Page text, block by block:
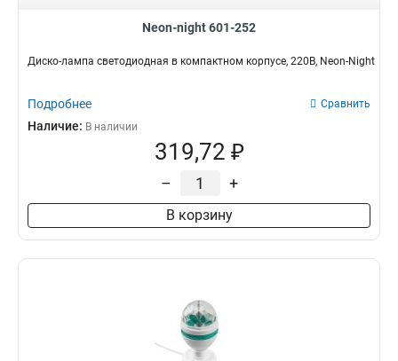
Neon-night 601-252
Диско-лампа светодиодная в компактном корпусе, 220В, Neon-Night
Подробнее Сравнить
Наличие: В наличии
319,72 ₽
– +
В корзину